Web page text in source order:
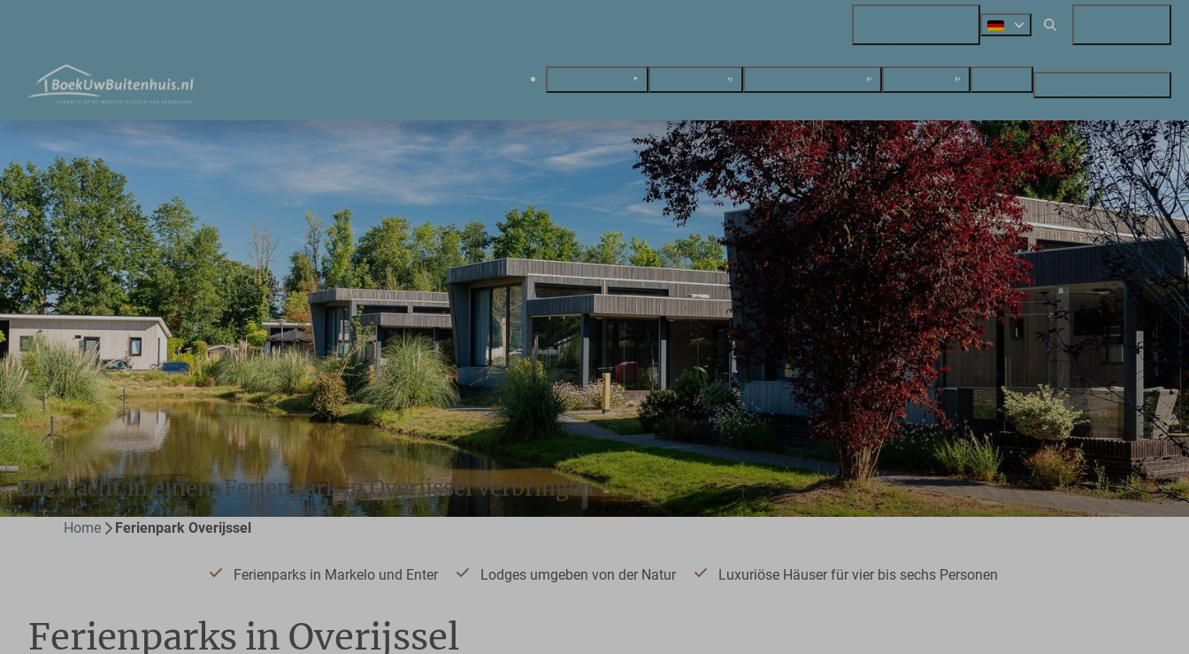
Ferienhäuser Gruppenunterkünfte Last-Minute
Die Nacht in einem Ferienpark in Overijssel verbringen
Home Ferienpark Overijssel
Ferienparks in Markelo und Enter Lodges umgeben von der Natur Luxuriöse Häuser für vier bis sechs Personen
Ferienparks in Overijssel